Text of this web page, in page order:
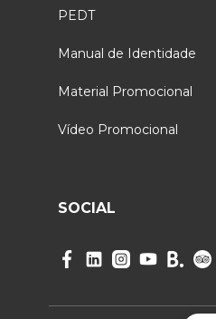
PEDT
Manual de Identidade
Material Promocional
Vídeo Promocional
SOCIAL